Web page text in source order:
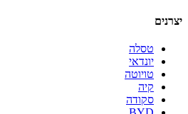
יצרנים
טסלה
יונדאי
טויוטה
קיה
סקודה